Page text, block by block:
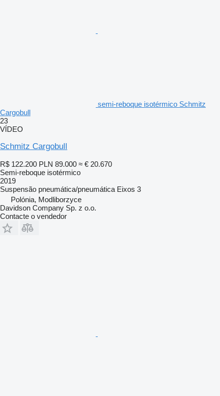
semi-reboque isotérmico Schmitz
Cargobull
23
VÍDEO
Schmitz Cargobull
R$ 122.200 PLN 89.000 ≈ € 20.670
Semi-reboque isotérmico
2019
Suspensão pneumática/pneumática Eixos 3
Polónia, Modliborzyce
Davidson Company Sp. z o.o.
Contacte o vendedor